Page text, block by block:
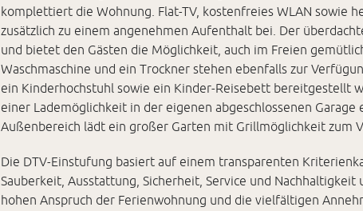
komplettiert die Wohnung. Flat-TV, kostenfreies WLAN sowie
zusätzlich zu einem angenehmen Aufenthalt bei. Der
und bietet den Gästen die Möglichkeit, auch im Freien
Waschmaschine und ein Trockner stehen ebenfalls zur
ein Kinderhochstuhl sowie ein Kinder-Reisebett bereitgestellt
einer Lademöglichkeit in der eigenen abgeschlossenen Garage
Außenbereich lädt ein großer Garten mit Grillmöglichkeit zum
Die DTV-Einstufung basiert auf einem transparenten
Sauberkeit, Ausstattung, Sicherheit, Service und Nachhaltigkeit
hohen Anspruch der Ferienwohnung und die vielfältigen